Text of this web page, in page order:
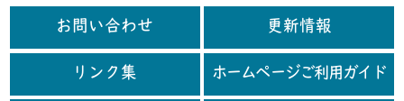
お問い合わせ 更新情報
リンク集 ホームページご利用ガイド